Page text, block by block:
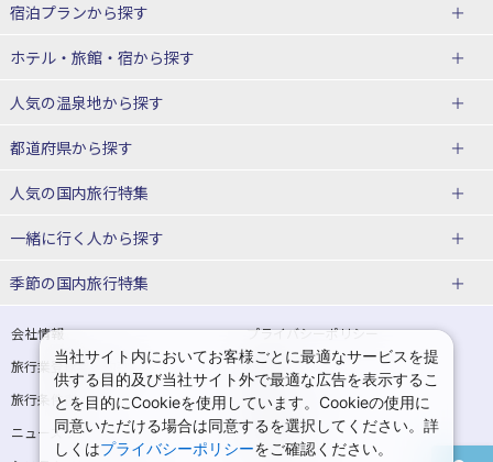
宿泊プランから探す
北海道
東北
青森県
宮城県
山形県
関東
埼玉県 千葉県
茨城県 栃木県
ホテル・旅館・宿から探す
北海道ホテル・旅館
青森県ホテル・旅館
宮城県ホテル・旅館
山形県ホテル・旅館
東京都ホテル・旅館 神奈川県ホテル・旅館
埼玉県ホテル・旅館 千葉県ホテル・旅館
茨城県ホテル・旅館 栃木県ホテル・旅館
人気の温泉地から探す
北海道
湯の川温泉(北海道)
十勝川温泉(北海道)
洞爺湖温泉(北海道)
層雲峡温泉(北海道)
東北
花巻温泉(岩手) 蔵王温泉(山形)
かみのやま温泉(山形) 鳴子温泉(宮城)
都道府県から探す
北海道旅行・ツアー
東北
青森旅行・ツアー 岩手旅行・ツアー
宮城旅行・ツアー 秋田旅行・ツアー
山形旅行・ツアー 福島旅行・ツアー
人気の国内旅行特集
東京ディズニーリゾート®への旅
ユニバーサル・スタジオ・ジャパ
一緒に行く人から探す
一人旅 国内版
カップル・夫婦旅行 国内版 女子旅 国内版
卒業旅行・学生旅行 国内版
季節の国内旅行特集
桜・お花見特集
ゴールデンウィーク（GW）の国内
旅行
夏休み・お盆の国内旅行 7月の国内旅行
8月の国内旅行 9月の国内旅行
会社情報
プライバシーポリシー
旅行業登録票・約款
規約集
旅行条件書
商標について
ニュースリリース
採用情報
当社サイト内においてお客様ごとに最適なサービスを提
供する目的及び当社サイト外で最適な広告を表示するこ
とを目的にCookieを使用しています。Cookieの使用に
同意いただける場合は同意するを選択してください。詳
しくはプライバシーポリシーをご確認ください。